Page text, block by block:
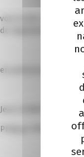
vous invite à découvrir
de végétalisation des
en présence de
Jean LEONETTI, Maire
Philippe PROST,